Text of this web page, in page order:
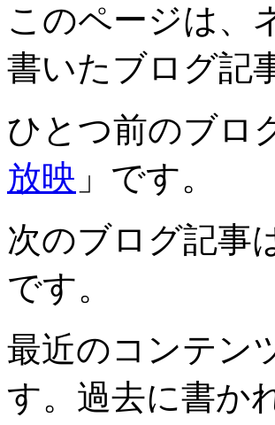
このページは、
書いたブログ記
ひとつ前のブロ
放映 」です。
次のブログ記事
です。
最近のコンテン
す。過去に書か